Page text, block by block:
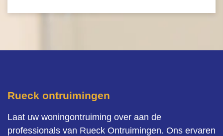
Rueck ontruimingen
Laat uw woningontruiming over aan de
professionals van Rueck Ontruimingen. Ons ervaren